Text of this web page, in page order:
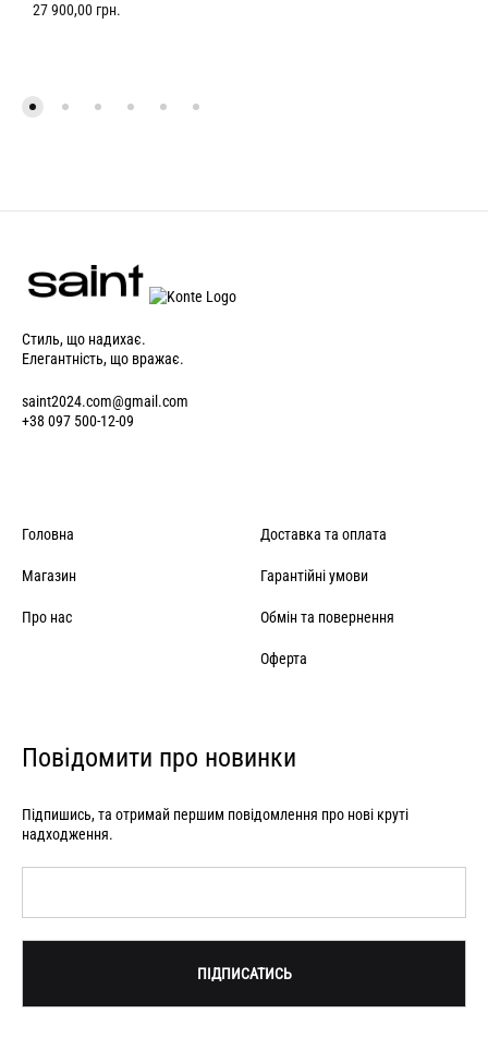
27 900,00 грн.
Стиль, що надихає.
Елегантність, що вражає.
saint2024.com@gmail.com
+38 097 500-12-09
Головна
Магазин
Про нас
Доставка та оплата
Гарантійні умови
Обмін та повернення
Оферта
Повідомити про новинки
Підпишись, та отримай першим повідомлення про нові круті
надходження.